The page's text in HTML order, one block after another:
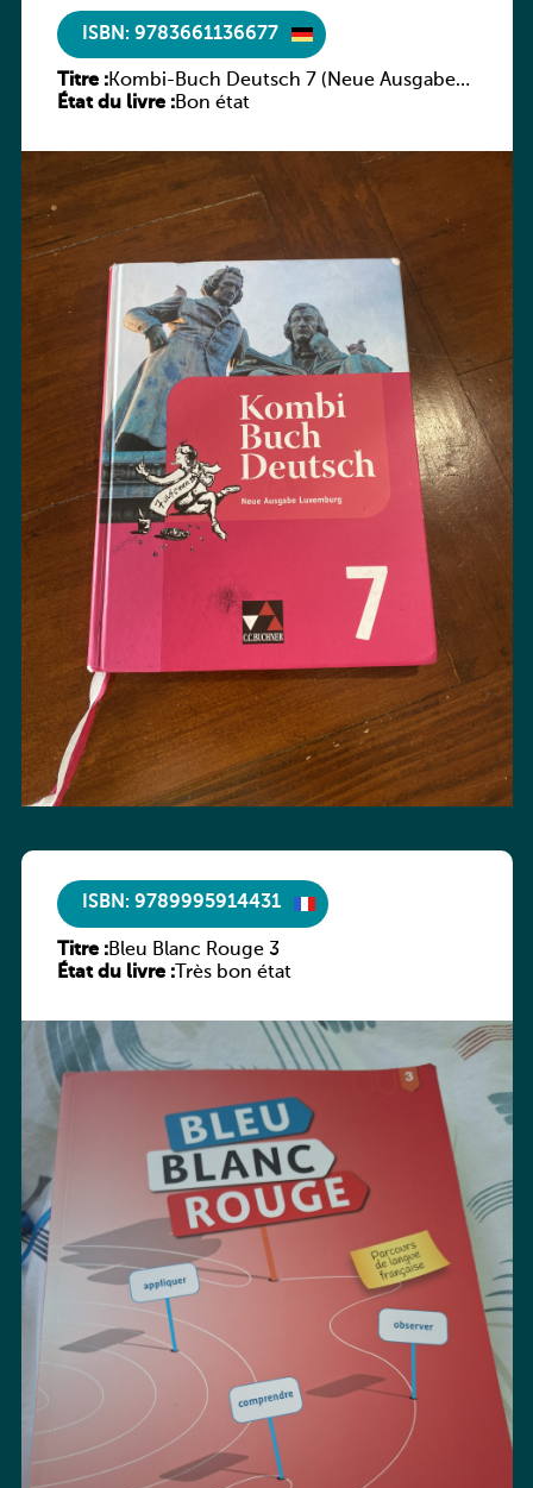
ISBN: 9783661136677
Titre :Kombi-Buch Deutsch 7 (Neue Ausgabe
Luxemburg)
État du livre :Bon état
ISBN: 9789995914431
Titre :Bleu Blanc Rouge 3
État du livre :Très bon état